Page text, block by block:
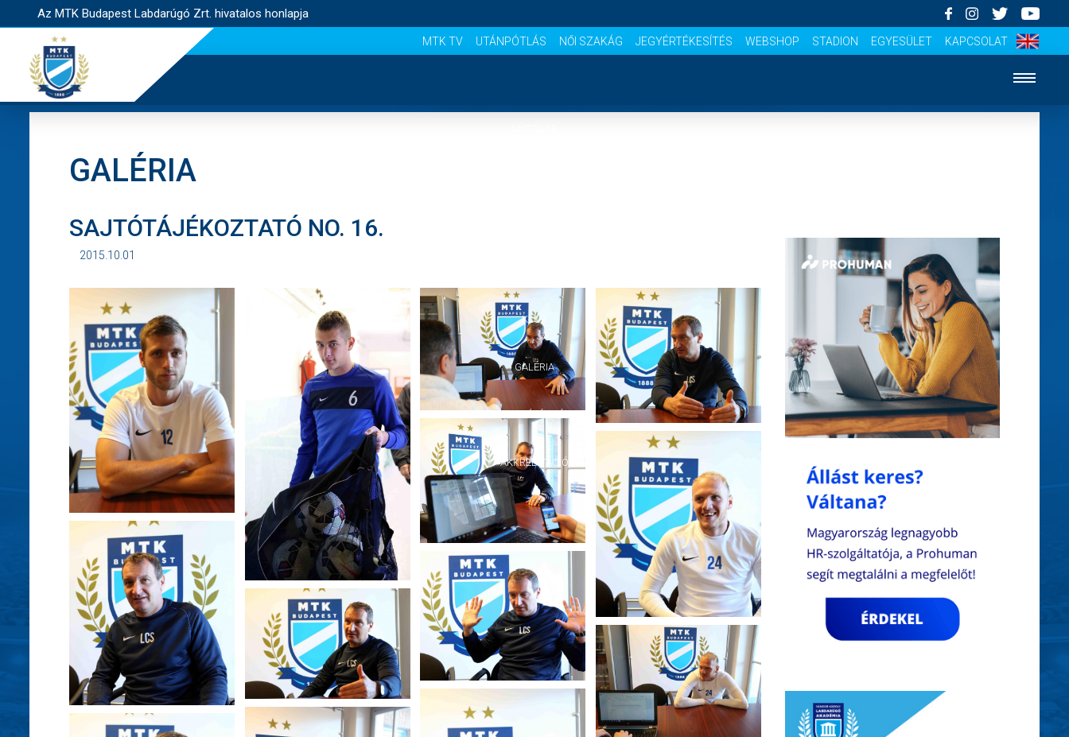
Az MTK Budapest Labdarúgó Zrt. hivatalos honlapja
MTK TV UTÁNPÓTLÁS NŐI SZAKÁG JEGYÉRTÉKESÍTÉS WEBSHOP STADION EGYESÜLET KAPCSOLAT
KLUB
GALÉRIA
AKKREDITÁCIÓ
GALÉRIA
SAJTÓTÁJÉKOZTATÓ NO. 16.
2015.10.01